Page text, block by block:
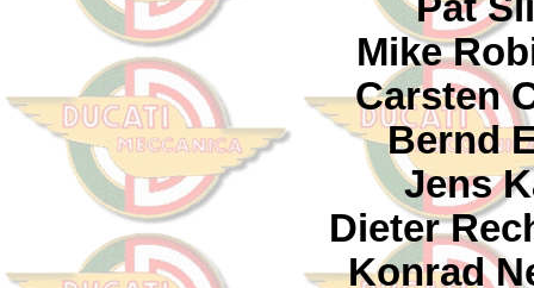
Mike
Carsten
Bernd
Jens
Dieter
Konrad